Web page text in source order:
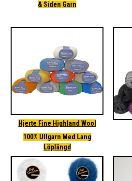
& Siden Garn
Hjerte Fine Highland Wool
100% Ullgarn Med Lang
Löplängd